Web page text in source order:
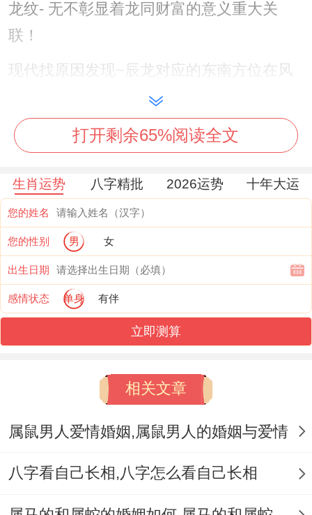
龙纹- 无不彰显着龙同财富的意义重大关
联！
现代找原因发现~辰龙对应的东南方位在风
水学中主财位 -佩戴龙形佩饰能增强财运磁
场！
更奇妙的是龙生肖者多满足条件超常的空间
感知力 这同金融投资的的趋势预判能力在哪
个地方潜在关联！
鼠啮乾坤藏康宁,小巧机敏的生肖鼠代表
着“康宁”之福- 这个看似矛盾的标记实则蕴含
意义重大哲理。
鼠类强大的环境适应力，正对应着现代人最
饰多出土于医疗祭祀坑- 暗示先民早已认识
神经科学找原因露出来，子时（夜间11-1
点）是人体自我修复的黄金时段；属鼠者往
打开剩余65%阅读全文
生肖运势 八字精批 2026运势 十年大运
您的姓名
您的性别 男 女
出生日期
感情状态 单身 有伴
立即测算
相关文章
属鼠男人爱情婚姻,属鼠男人的婚姻与爱情
八字看自己长相,八字怎么看自己长相